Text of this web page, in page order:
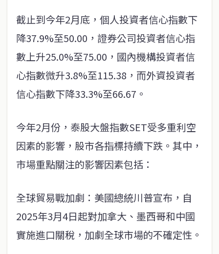
截止到今年2月底，個人投資者信心指數下
降37.9%至50.00，證券公司投資者信心指
數上升25.0%至75.00，國內機構投資者信
心指數微升3.8%至115.38，而外資投資者
信心指數下降33.3%至66.67。
今年2月份，泰股大盤指數SET受多重利空
因素的影響，股市各指標持續下跌。其中，
市場重點關注的影響因素包括：
全球貿易戰加劇：美國總統川普宣布，自
2025年3月4日起對加拿大、墨西哥和中國
實施進口關稅，加劇全球市場的不確定性。